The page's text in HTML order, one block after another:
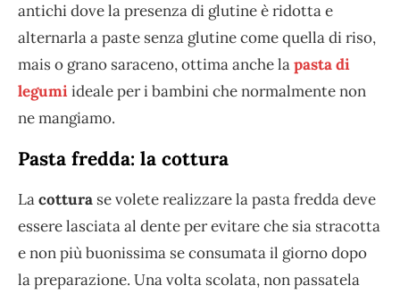
antichi dove la presenza di glutine è ridotta e
alternarla a paste senza glutine come quella di riso,
mais o grano saraceno, ottima anche lapasta di
legumiideale per i bambini che normalmente non
ne mangiamo.
Pasta fredda: la cottura
Lacottura se volete realizzare la pasta fredda deve
essere lasciata al dente per evitare che sia stracotta
e non più buonissima se consumata il giorno dopo
la preparazione. Una volta scolata, non passatela